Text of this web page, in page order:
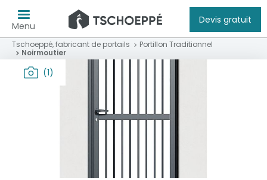
Menu
Devis gratuit
Tschoeppé, fabricant de portails
Portillon Traditionnel
Noirmoutier
(1)